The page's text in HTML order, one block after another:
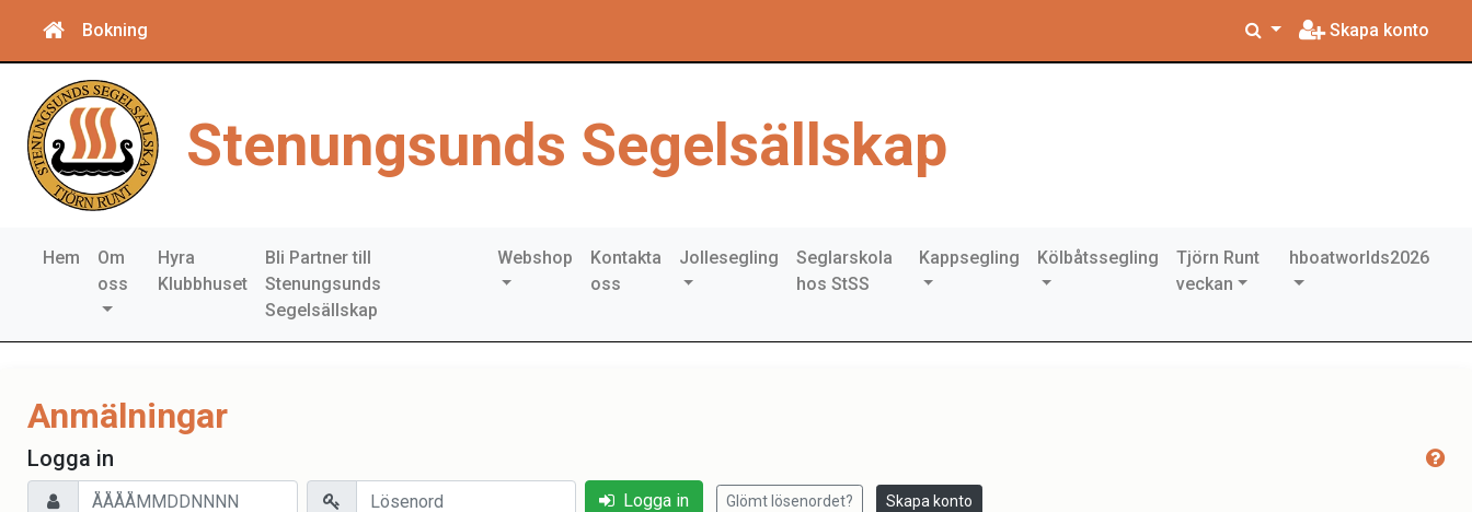
Bokning Skapa konto
Stenungsunds Segelsällskap
Hem
Om
oss
Hyra
Klubbhuset
Bli Partner till
Stenungsunds
Segelsällskap
Webshop
Kontakta
oss
Jollesegling
Seglarskola
hos StSS
Kappsegling Kölbåtssegling
Tjörn Runt
veckan
hboatworlds2026
Anmälningar
Logga in
Logga in Glömt lösenordet? Skapa konto